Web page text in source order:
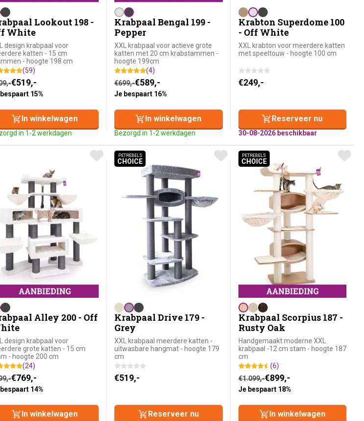
Lookout 198 -
White
design krabpaal voor
katten - 15 cm
- hoogte 198 cm
(59)
prijs was: €609,-.
€519,-
prijs is: €519,-.
15%
in 1-2 werkdagen
In winkelwagen
Krabpaal Bengal 199 -
Pepper
XXL krabpaal voor actieve grote
katten met 20 cm krabstammen -
hoogte 199cm
(4)
€699,-
Oorspronkelijke prijs was: €699,-.
€589,-
Huidige prijs is: €589,-.
Je bespaart 16%
Bezorgd in 1-2 werkdagen
In winkelwagen
Krabton Superdome 100
- Off White
XXL krabton voor meerdere katten
met speeltouw - hoogte 100 cm
€249,-
30-08-2026 beschikbaar
Reserveer nu
Alley 200 - Off
design krabpaal voor
grote katten - 15 cm
- hoogte 200 cm
(24)
prijs was: €899,-.
€769,-
prijs is: €769,-.
14%
In winkelwagen
PETREBELS
CHOICEPETREBELS CHOICE
Krabpaal Drive 179 -
Grey
XXL krabpaal meerdere katten -
uitwasbare hangmat - hoogte 179
cm
€519,-
Reserveer nu
PETREBELS
CHOICE
PETREBELS CHOICE
Krabpaal Scorpius 187 -
Rusty Oak
Handgemaakt moderne XXL
krabpaal -12 cm stam - hoogte 187
cm
(6)
€1.099,-
Oorspronkelijke prijs was:
€899,-
Huidige prijs is: €899,-.
Je bespaart 18%
In winkelwagen